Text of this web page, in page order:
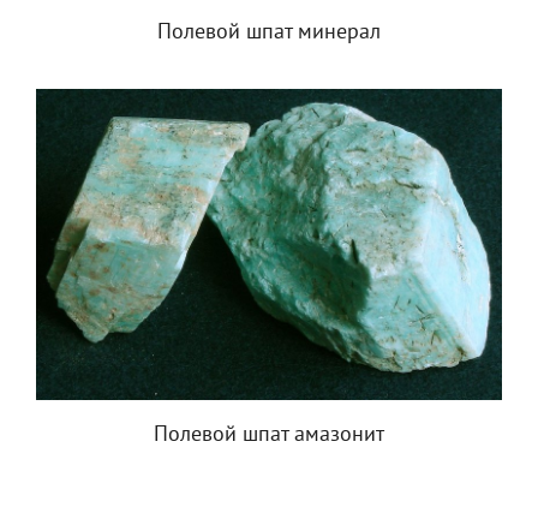
Полевой шпат минерал
Полевой шпат амазонит